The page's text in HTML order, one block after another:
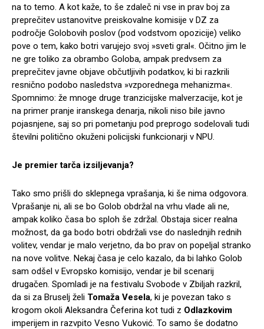
na to temo. A kot kaže, to še zdaleč ni vse in prav boj za
preprečitev ustanovitve preiskovalne komisije v DZ za
področje Golobovih poslov (pod vodstvom opozicije) veliko
pove o tem, kako botri varujejo svoj »sveti gral«. Očitno jim le
ne gre toliko za obrambo Goloba, ampak predvsem za
preprečitev javne objave občutljivih podatkov, ki bi razkrili
resnično podobo nasledstva »vzporednega mehanizma«.
Spomnimo: že mnoge druge tranzicijske malverzacije, kot je
na primer pranje iranskega denarja, nikoli niso bile javno
pojasnjene, saj so pri pometanju pod preprogo sodelovali tudi
številni politično okuženi policijski funkcionarji v NPU.
Je premier tarča izsiljevanja?
Tako smo prišli do sklepnega vprašanja, ki še nima odgovora.
Vprašanje ni, ali se bo Golob obdržal na vrhu vlade ali ne,
ampak koliko časa bo sploh še zdržal. Obstaja sicer realna
možnost, da ga bodo botri obdržali vse do naslednjih rednih
volitev, vendar je malo verjetno, da bo prav on popeljal stranko
na nove volitve. Nekaj časa je celo kazalo, da bi lahko Golob
sam odšel v Evropsko komisijo, vendar je bil scenarij
drugačen. Spomladi je na festivalu Svobode v Zbiljah razkril,
da si za Bruselj želi Tomaža Vesela, ki je povezan tako s
krogom okoli Aleksandra Čeferina kot tudi z Odlazkovim
imperijem in razvpito Vesno Vuković. To samo še dodatno